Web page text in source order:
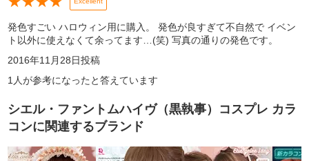
発色すごい ハロウィン用に購入。 発色が良すぎて不自然で イベン
ト以外に使えなくて余ってます…(笑) 写真の通りの発色です。
2016年11月28日投稿
1 人が参考になったと答えています
シエル・ファントムハイヴ（黒執事）コスプレ カラ
コンに関連するブランド